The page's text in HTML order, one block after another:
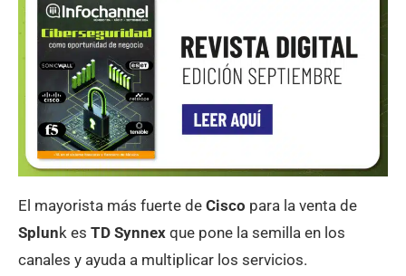
El mayorista más fuerte de Cisco para la venta de
Splunk es TD Synnex que pone la semilla en los
canales y ayuda a multiplicar los servicios.